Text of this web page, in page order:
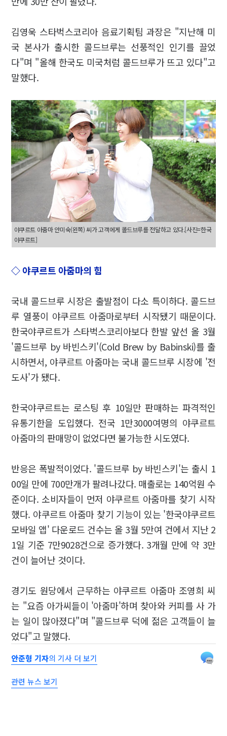
김영욱 스타벅스코리아 음료기획팀 과장은 "지난해 미
국 본사가 출시한 콜드브루는 선풍적인 인기를 끌었
다"며 "올해 한국도 미국처럼 콜드브루가 뜨고 있다"고
말했다.
야쿠르트 아줌마 안미숙(왼쪽) 씨가 고객에게 콜드브루를 전달하고 있다.[사진=한국
야쿠르트]
◇ 야쿠르트 아줌마의 힘
국내 콜드브루 시장은 출발점이 다소 특이하다. 콜드브
루 열풍이 야쿠르트 아줌마로부터 시작됐기 때문이다.
한국야쿠르트가 스타벅스코리아보다 한발 앞선 올 3월
'콜드브루 by 바빈스키'(Cold Brew by Babinski)를 출
시하면서, 야쿠르트 아줌마는 국내 콜드브루 시장에 '전
도사'가 됐다.
한국야쿠르트는 로스팅 후 10일만 판매하는 파격적인
유통기한을 도입했다. 전국 1만3000여명의 야쿠르트
아줌마의 판매망이 없었다면 불가능한 시도였다.
반응은 폭발적이었다. '콜드브루 by 바빈스키'는 출시 1
00일 만에 700만개가 팔려나갔다. 매출로는 140억원 수
준이다. 소비자들이 먼저 야쿠르트 아줌마를 찾기 시작
했다. 야쿠르트 아줌마 찾기 기능이 있는 '한국야쿠르트
모바일 앱' 다운로드 건수는 올 3월 5만여 건에서 지난 2
1일 기준 7만9028건으로 증가했다. 3개월 만에 약 3만
건이 늘어난 것이다.
경기도 원당에서 근무하는 야쿠르트 아줌마 조영희 씨
는 "요즘 아가씨들이 '아줌마'하며 찾아와 커피를 사 가
는 일이 많아졌다"며 "콜드브루 덕에 젊은 고객들이 늘
었다"고 말했다.
안준형 기자의 기사 더 보기
관련 뉴스 보기